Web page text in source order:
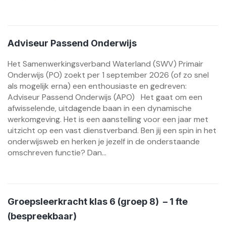
Adviseur Passend Onderwijs
Het Samenwerkingsverband Waterland (SWV) Primair
Onderwijs (PO) zoekt per 1 september 2026 (of zo snel
als mogelijk erna) een enthousiaste en gedreven:
Adviseur Passend Onderwijs (APO) Het gaat om een
afwisselende, uitdagende baan in een dynamische
werkomgeving. Het is een aanstelling voor een jaar met
uitzicht op een vast dienstverband. Ben jij een spin in het
onderwijsweb en herken je jezelf in de onderstaande
omschreven functie? Dan...
Groepsleerkracht klas 6 (groep 8) – 1 fte
(bespreekbaar)